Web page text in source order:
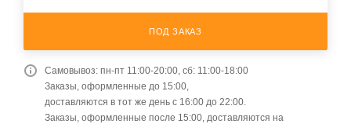
ПОД ЗАКАЗ
Самовывоз: пн-пт 11:00-20:00, сб: 11:00-18:00
Заказы, оформленные до 15:00,
доставляются в тот же день с 16:00 до 22:00.
Заказы, оформленные после 15:00, доставляются на